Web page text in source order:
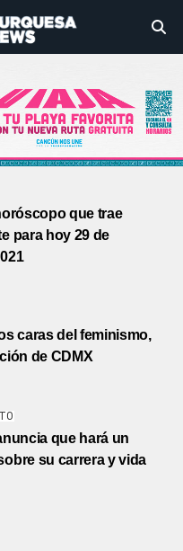
que trae
para hoy 29 de
caras del feminismo,
de CDMX
que hará un
su carrera y vida